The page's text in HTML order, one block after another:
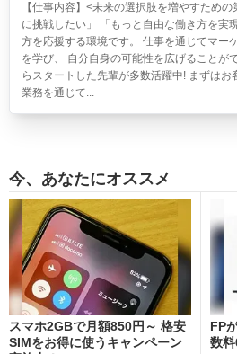
【仕事内容】<未来の選択肢を増やすため
に挑戦したい」 「もっと自由な働き方を実
方を応援する環境です。 仕事を通じてマー
を学び、 自分自身の可能性を広げることが
らスタートした先輩が多数活躍中! まずは
業務を通じて...
今、あなたにオススメ
スマホ2GBで月額850円～ 格安
SIMをお得に使うキャンペーン
FP
数